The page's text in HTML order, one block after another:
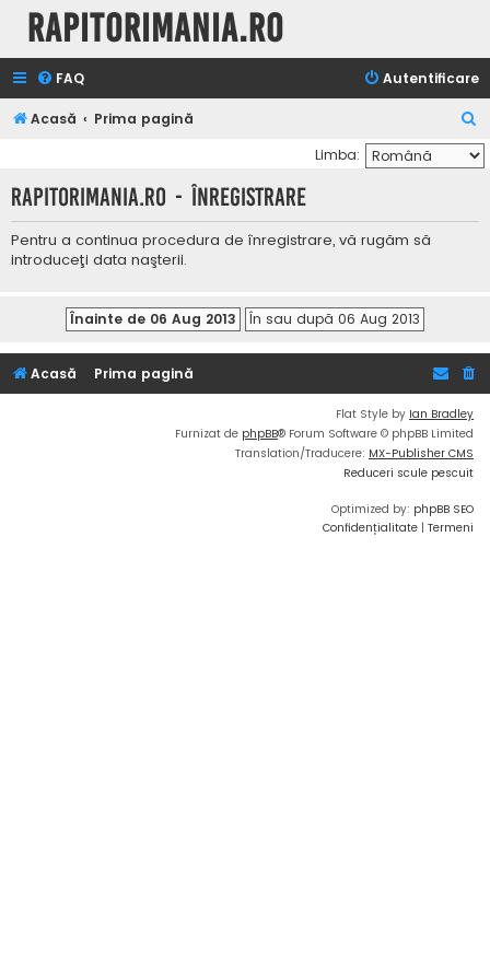
Rapitorimania.ro
FAQ Autentificare
Acasă Prima pagină
ă
u
Limba:
Rapitorimania.ro - Înregistrare
Pentru a continua procedura de înregistrare, vă rugăm să
introduceţi data naşterii.
Acasă Prima pagină
Flat Style by Ian Bradley
Furnizat de phpBB® Forum Software © phpBB Limited
Translation/Traducere: MX-Publisher CMS
Reduceri scule pescuit
Optimized by: phpBB SEO
Confidențialitate | Termeni